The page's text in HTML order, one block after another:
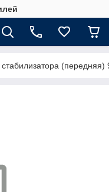
стабилизатора (передняя)